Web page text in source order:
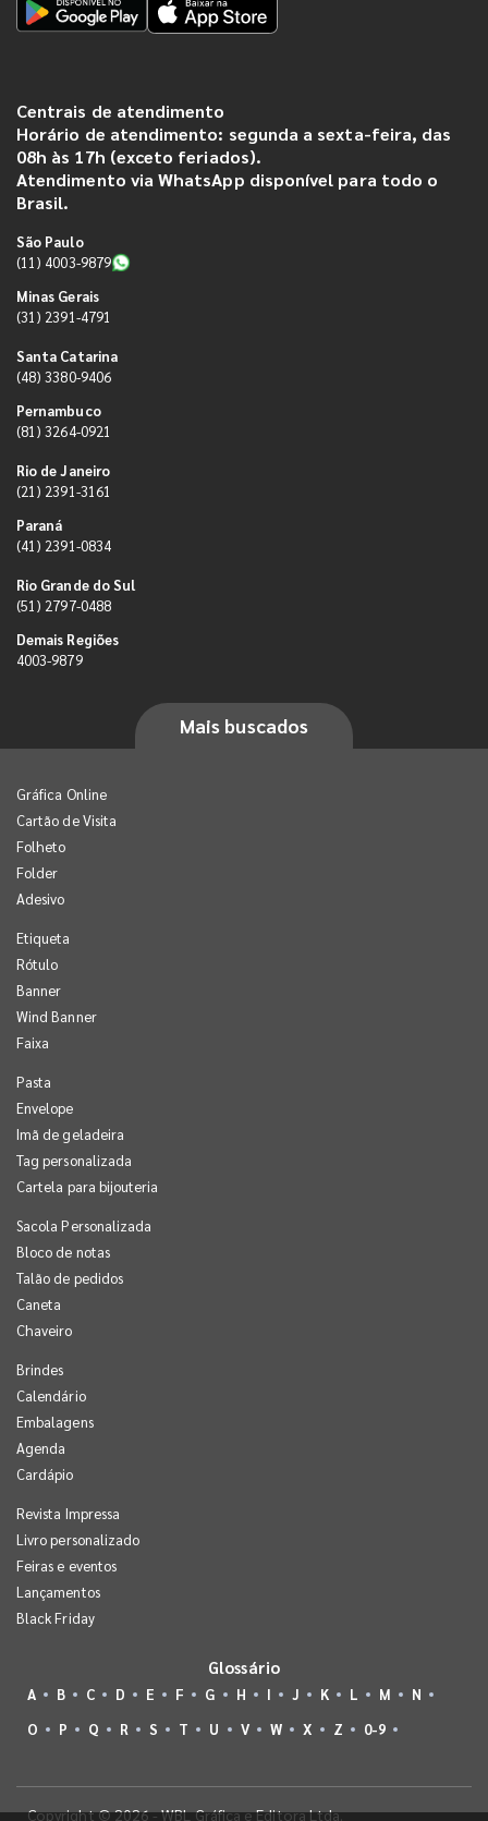
Centrais de atendimento
Horário de atendimento: segunda a sexta-feira, das
08h às 17h (exceto feriados).
Atendimento via WhatsApp disponível para todo o
Brasil.
São Paulo
(11) 4003-9879
Minas Gerais
(31) 2391-4791
Santa Catarina
(48) 3380-9406
Pernambuco
(81) 3264-0921
Rio de Janeiro
(21) 2391-3161
Paraná
(41) 2391-0834
Rio Grande do Sul
(51) 2797-0488
Demais Regiões
4003-9879
Mais buscados
Gráfica Online
Cartão de Visita
Folheto
Folder
Adesivo
Etiqueta
Rótulo
Banner
Wind Banner
Faixa
Pasta
Envelope
Imã de geladeira
Tag personalizada
Cartela para bijouteria
Sacola Personalizada
Bloco de notas
Talão de pedidos
Caneta
Chaveiro
Brindes
Calendário
Embalagens
Agenda
Cardápio
Revista Impressa
Livro personalizado
Feiras e eventos
Lançamentos
Black Friday
Glossário
A B C D E F G H I J K L M
N
O
P Q R S T U V W X Z 0-9
Copyright © 2026 - WBL Gráfica e Editora Ltda.